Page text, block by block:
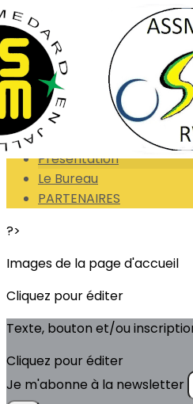
Exporter les lignes
Exporter toutes les
Exporter uniquement les
Menu
Présentation
Le Bureau
PARTENAIRES
?>
Images de la page d'accueil
Cliquez pour éditer
Texte, bouton et/ou
Cliquez pour éditer
Je m'abonne à la newsletter